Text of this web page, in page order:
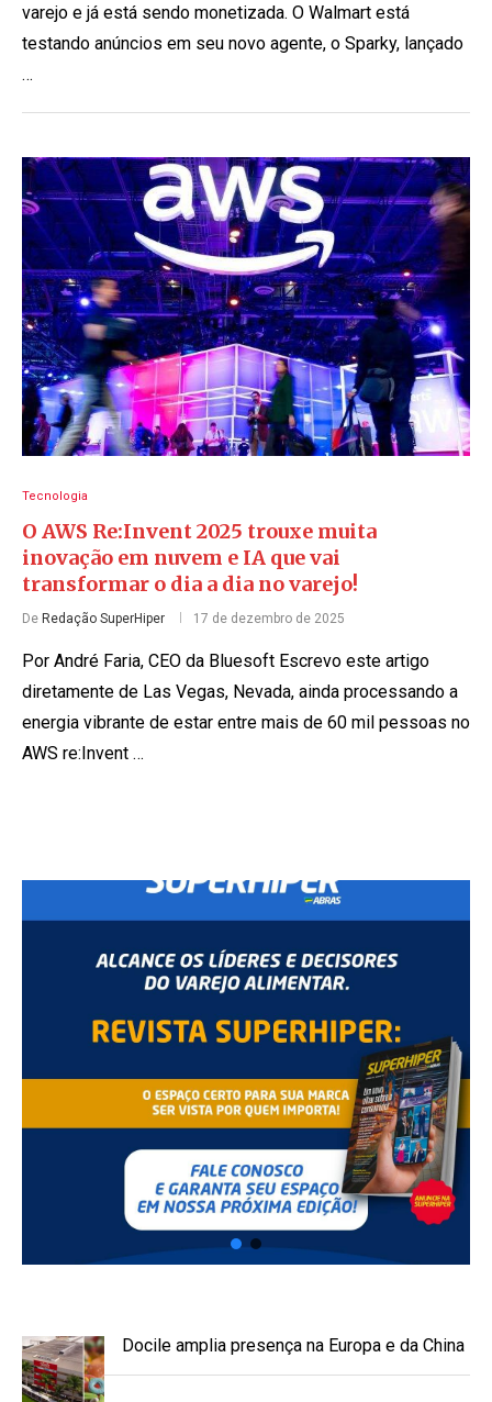
varejo e já está sendo monetizada. O Walmart está
testando anúncios em seu novo agente, o Sparky, lançado
…
Tecnologia
O AWS Re:Invent 2025 trouxe muita
inovação em nuvem e IA que vai
transformar o dia a dia no varejo!
De Redação SuperHiper 17 de dezembro de 2025
Por André Faria, CEO da Bluesoft Escrevo este artigo
diretamente de Las Vegas, Nevada, ainda processando a
energia vibrante de estar entre mais de 60 mil pessoas no
AWS re:Invent …
Docile amplia presença na Europa e da China